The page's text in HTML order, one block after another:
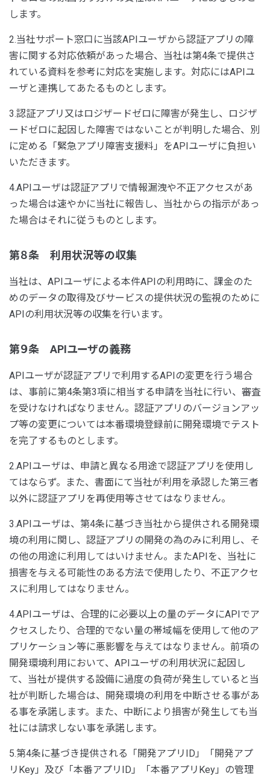
します。
2.当社サポート窓口に当該APIユーザから認証アプリの障
害に関する対応依頼があった場合、当社は第4条で提供さ
れている資料を参考に対応を実施します。対応にはAPIユ
ーザと連携してあたるものとします。
3.認証アプリ又はロジザードゼロに障害が発生し、ロジザ
ードゼロに起因した障害ではないことが判明した場合、別
に定める「緊急アプリ障害支援料」をAPIユーザに負担い
いただきます。
4.APIユーザは認証アプリで情報漏洩や不正アクセスがあ
った場合は速やかに当社に報告し、当社からの指示があっ
た場合はそれに従うものとします。
第８条 利用状況等の収集
当社は、APIユーザによる本件APIの利用時に、課金のた
めのデータの取得及びサービスの提供状況の監視のために
APIの利用状況等の収集を行います。
第９条 APIユーザの義務
APIユーザが認証アプリで利用するAPIの変更を行う場合
は、事前に第4条第3項に相当する申請を当社に行い、審査
を受けなければなりません。認証アプリのバージョンアッ
プ等の変更については本番環境登録前に開発環境でテスト
を完了するものとします。
2.APIユーザは、申請と異なる用途で認証アプリを使用し
てはならず。また、書面にて当社が利用を承認した第三者
以外に認証アプリを再使用等させてはなりません。
3.APIユーザは、第4条に基づき当社から提供される開発環
境の利用に関し、認証アプリの開発の為のみに利用し、そ
の他の用途に利用してはいけません。またAPIを、当社に
損害を与える可能性のある方法で使用したり、不正アクセ
スに利用してはなりません。
4.APIユーザは、合理的に必要以上の量のデータにAPIでア
クセスしたり、合理的でない量の帯域幅を使用して他のア
プリケーション等に悪影響を与えてはなりません。前項の
開発環境利用において、APIユーザの利用状況に起因し
て、当社が提供する設備に過度の負荷が発生していると当
社が判断した場合は、開発環境の利用を中断させる事があ
る事を承諾します。また、中断により損害が発生しても当
社には請求しない事を承諾します。
5.第4条に基づき提供される「開発アプリID」「開発アプ
リKey」及び「本番アプリID」「本番アプリKey」の管理